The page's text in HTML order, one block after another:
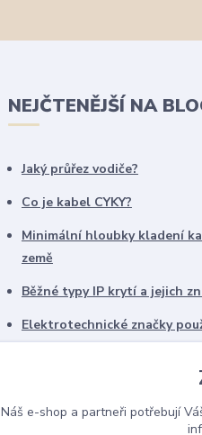
NEJČTENĚJŠÍ NA
Jaký průřez vodiče?
Co je kabel CYKY?
Minimální hloubky kladení
země
Běžné typy IP krytí a jejich
Elektrotechnické značky
schématech
Náš e-shop a partneři potřebují